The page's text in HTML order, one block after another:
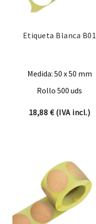
Etiqueta Blanca B01
Medida: 50 x 50 mm
Rollo 500 uds
18,88 €(IVA incl.)